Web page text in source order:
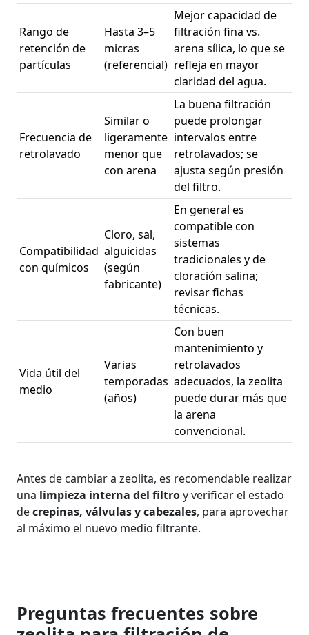
Rango de
retención de
partículas
Hasta 3–5
micras
(referencial)
Mejor capacidad de
filtración fina vs.
arena sílica, lo que se
refleja en mayor
claridad del agua.
Frecuencia de
retrolavado
Similar o
ligeramente
menor que
con arena
La buena filtración
puede prolongar
intervalos entre
retrolavados; se
ajusta según presión
del filtro.
Compatibilidad
con químicos
Cloro, sal,
alguicidas
(según
fabricante)
En general es
compatible con
sistemas
tradicionales y de
cloración salina;
revisar fichas
técnicas.
Vida útil del
medio
Varias
temporadas
(años)
Con buen
mantenimiento y
retrolavados
adecuados, la zeolita
puede durar más que
la arena
convencional.
Antes de cambiar a zeolita, es recomendable realizar
una limpieza interna del filtroy verificar el estado
decrepinas, válvulas y cabezales, para aprovechar
al máximo el nuevo medio filtrante.
Preguntas frecuentes sobre